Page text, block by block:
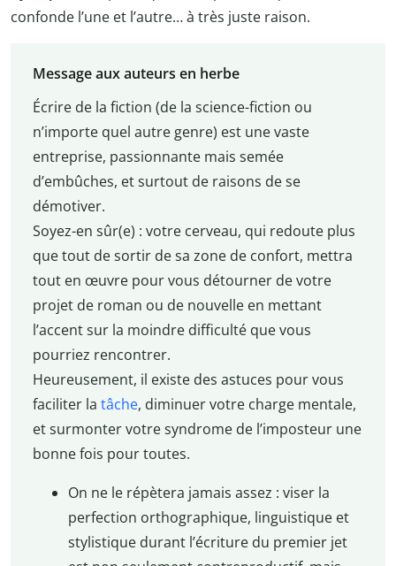
confonde l’une et l’autre… à très juste raison.
Message aux auteurs en herbe
Écrire de la fiction (de la science-fiction ou
n’importe quel autre genre) est une vaste
entreprise, passionnante mais semée
d’embûches, et surtout de raisons de se
démotiver.
Soyez-en sûr(e) : votre cerveau, qui redoute plus
que tout de sortir de sa zone de confort, mettra
tout en œuvre pour vous détourner de votre
projet de roman ou de nouvelle en mettant
l’accent sur la moindre difficulté que vous
pourriez rencontrer.
Heureusement, il existe des astuces pour vous
faciliter la tâche, diminuer votre charge mentale,
et surmonter votre syndrome de l’imposteur une
bonne fois pour toutes.
On ne le répètera jamais assez : viser la
perfection orthographique, linguistique et
stylistique durant l’écriture du premier jet